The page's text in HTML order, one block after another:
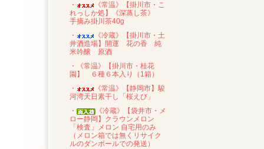
・
《常温》【掛川市・こ
れっしか処】《深蒸し茶》
手摘み掛川茶40g
・
《冷蔵》【掛川市・土
井酒造場】開運 花の香 純
米吟醸 原酒
・《常温》【掛川市・桂花
園】 ６種６本入り（1箱）
・
《常温》【静岡市】駿
河湾天日素干し「桜えび」
・
《冷蔵》【袋井市・メ
ロー静岡】クラウンメロン
「検査」メロン 自宅用のみ
（メロン箱では無くリサイク
ルのダンボールでの発送）